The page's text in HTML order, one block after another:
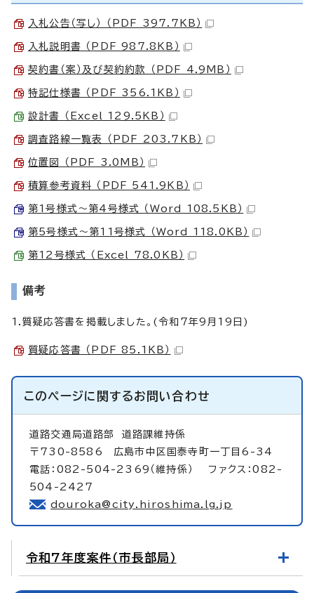
入札公告（写し） （PDF 397.7KB）
入札説明書 （PDF 987.8KB）
契約書（案）及び契約約款 （PDF 4.9MB）
特記仕様書 （PDF 356.1KB）
設計書 （Excel 129.5KB）
調査路線一覧表 （PDF 203.7KB）
位置図 （PDF 3.0MB）
積算参考資料 （PDF 541.9KB）
第1号様式～第4号様式 （Word 108.5KB）
第5号様式～第11号様式 （Word 118.0KB）
第12号様式 （Excel 78.0KB）
備考
1.質疑応答書を掲載しました。(令和7年9月19日)
質疑応答書 （PDF 85.1KB）
このページに関するお問い合わせ
道路交通局道路部 道路課維持係
〒730-8586 広島市中区国泰寺町一丁目6-34
電話：082-504-2369（維持係） ファクス：082-
504-2427
douroka@city.hiroshima.lg.jp
令和7年度案件（市長部局）